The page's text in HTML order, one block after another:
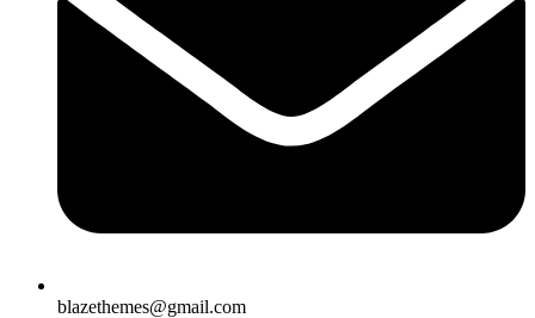
blazethemes@gmail.com